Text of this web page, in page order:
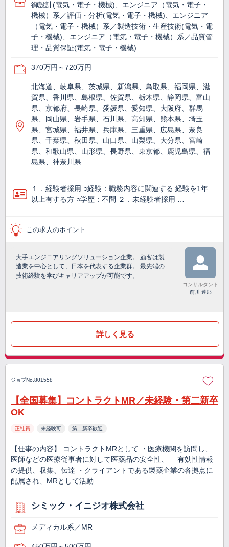
御設計(電気・電子・機械)、エンジニア（電気・電子・
機械）系／評価・分析(電気・電子・機械)、エンジニア
（電気・電子・機械）系／製造技術・生産技術(電気・電
子・機械)、エンジニア（電気・電子・機械）系／品質管
理・品質保証(電気・電子・機械)
370万円～720万円
北海道、岐阜県、茨城県、新潟県、鳥取県、福岡県、滋
賀県、香川県、島根県、佐賀県、栃木県、静岡県、富山
県、京都府、長崎県、愛媛県、愛知県、大阪府、群馬
県、岡山県、岩手県、石川県、高知県、熊本県、埼玉
県、宮城県、福井県、兵庫県、三重県、広島県、奈良
県、千葉県、秋田県、山口県、山梨県、大分県、宮崎
県、和歌山県、山形県、長野県、東京都、鹿児島県、福
島県、神奈川県
１．経験者採用 ○経験：職務内容に関連する 経験を1年
以上有する方 ○学歴：不問 ２．未経験者採用 …
この求人のポイント
大手エンジニアリングソリューション企業。 顧客は製
造業を中心として、日本を代表する企業群。 最先端の
技術経験を学びキャリアアップが可能です。
コンサルタント
前川 達郎
詳しく見る
ジョブNo.801558
【全国募集】コントラクトMR／未経験・第二新卒
OK
正社員 未経験可 第二新卒歓迎
【仕事の内容】 コントラクトMRとして ・医療機関を訪問し、
医師などの医療従事者に対して医薬品の安全性、 有効性情報
の提供、収集、伝達 ・クライアントである製薬企業の各拠点に
配属され、MRとして活動…
シミック・イニジオ株式会社
メディカル系／MR